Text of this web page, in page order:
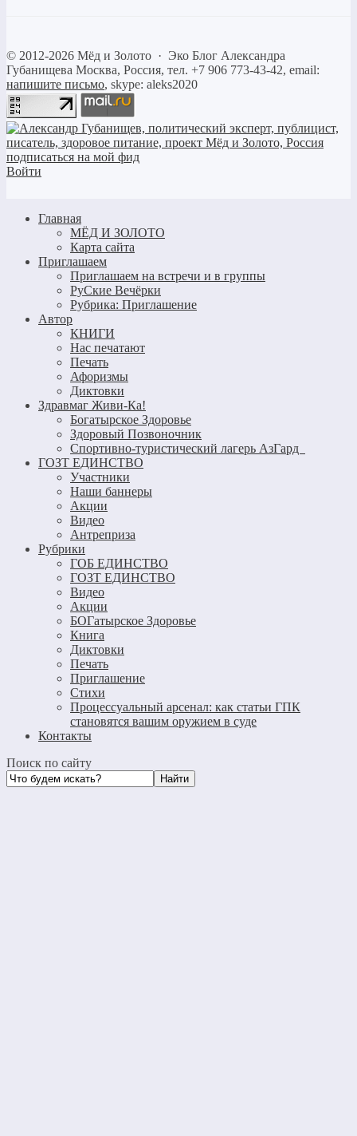
© 2012-2026 Мёд и Золото · Эко Блог Александра
Губанищева Москва, Россия, тел. +7 906 773-43-42, email:
напишите письмо, skype: aleks2020
Войти
Главная
МЁД И ЗОЛОТО
Карта сайта
Приглашаем
Приглашаем на встречи и в группы
РуСкие Вечёрки
Рубрика: Приглашение
Автор
КНИГИ
Нас печатают
Печать
Афоризмы
Диктовки
Здравмаг Живи-Ка!
Богатырское Здоровье
Здоровый Позвоночник
Спортивно-туристический лагерь АзГард
ГОЗТ ЕДИНСТВО
Участники
Наши баннеры
Акции
Видео
Антреприза
Рубрики
ГОБ ЕДИНСТВО
ГОЗТ ЕДИНСТВО
Видео
Акции
БОГатырское Здоровье
Книга
Диктовки
Печать
Приглашение
Стихи
Процессуальный арсенал: как статьи ГПК
становятся вашим оружием в суде
Контакты
Поиск по сайту